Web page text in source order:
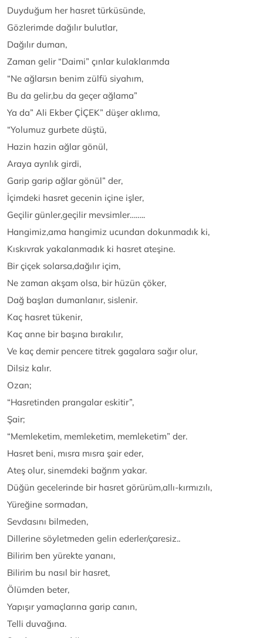
Duyduğum her hasret türküsünde,
Gözlerimde dağılır bulutlar,
Dağılır duman,
Zaman gelir “Daimi” çınlar kulaklarımda
“Ne ağlarsın benim zülfü siyahım,
Bu da gelir,bu da geçer ağlama”
Ya da” Ali Ekber ÇİÇEK” düşer aklıma,
“Yolumuz gurbete düştü,
Hazin hazin ağlar gönül,
Araya ayrılık girdi,
Garip garip ağlar gönül” der,
İçimdeki hasret gecenin içine işler,
Geçilir günler,geçilir mevsimler……..
Hangimiz,ama hangimiz ucundan dokunmadık ki,
Kıskıvrak yakalanmadık ki hasret ateşine.
Bir çiçek solarsa,dağılır içim,
Ne zaman akşam olsa, bir hüzün çöker,
Dağ başları dumanlanır, sislenir.
Kaç hasret tükenir,
Kaç anne bir başına bırakılır,
Ve kaç demir pencere titrek gagalara sağır olur,
Dilsiz kalır.
Ozan;
“Hasretinden prangalar eskitir”,
Şair;
“Memleketim, memleketim, memleketim” der.
Hasret beni, mısra mısra şair eder,
Ateş olur, sinemdeki bağrım yakar.
Düğün gecelerinde bir hasret görürüm,allı-kırmızılı,
Yüreğine sormadan,
Sevdasını bilmeden,
Dillerine söyletmeden gelin ederler/çaresiz..
Bilirim ben yürekte yananı,
Bilirim bu nasıl bir hasret,
Ölümden beter,
Yapışır yamaçlarına garip canın,
Telli duvağına.